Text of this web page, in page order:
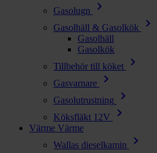
Gasolugn
chevron_right
Gasolhäll & Gasolkök chevron_right
Gasolhäll
Gasolkök
Tillbehör till köket
chevron_right
Gasvarnare chevron_right
Gasolutrustning chevron_right
Köksfläkt 12V chevron_right
Värme Värme
Wallas dieselkamin
chevron_right